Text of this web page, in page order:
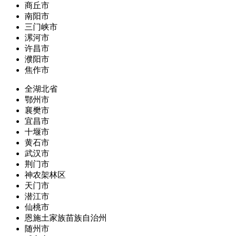
商丘市
南阳市
三门峡市
漯河市
许昌市
濮阳市
焦作市
全湖北省
鄂州市
襄樊市
宜昌市
十堰市
黄石市
武汉市
荆门市
神农架林区
天门市
潜江市
仙桃市
恩施土家族苗族自治州
随州市